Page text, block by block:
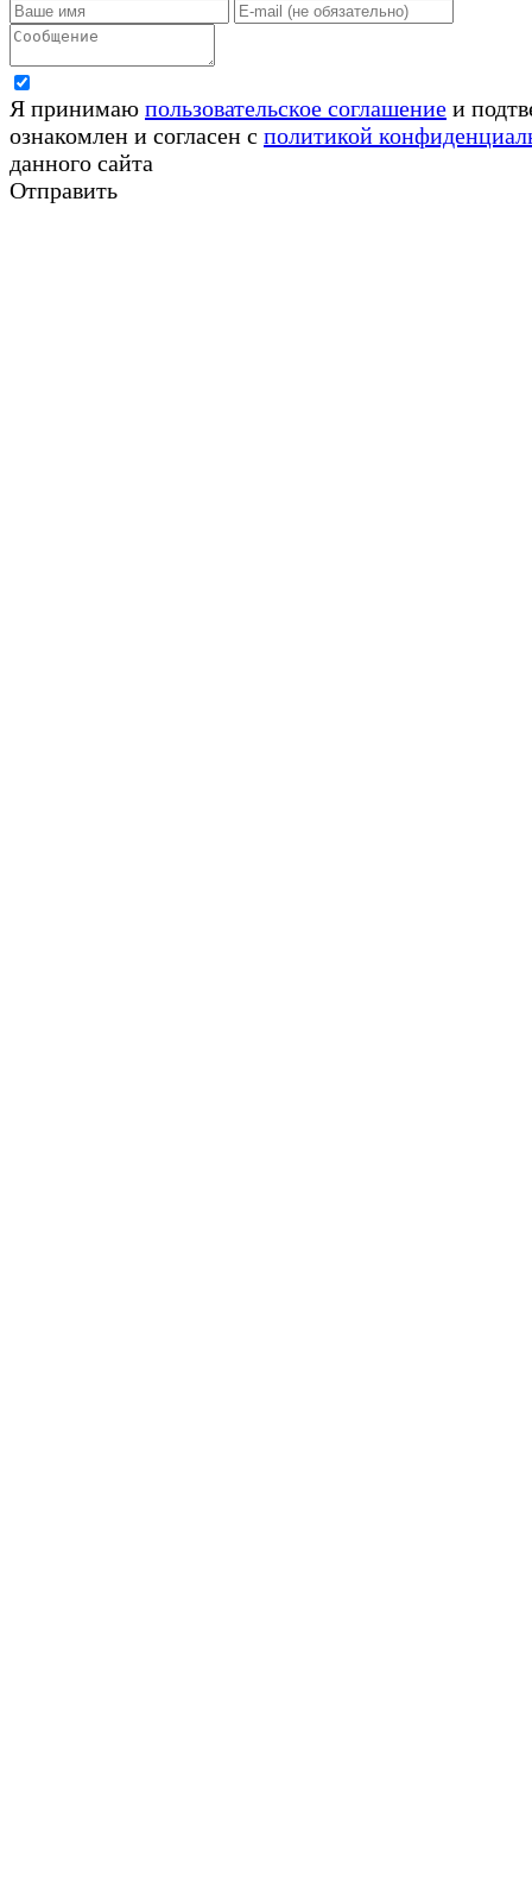
Я принимаю пользовательское соглашение и
ознакомлен и согласен с политикой
данного сайта
Отправить